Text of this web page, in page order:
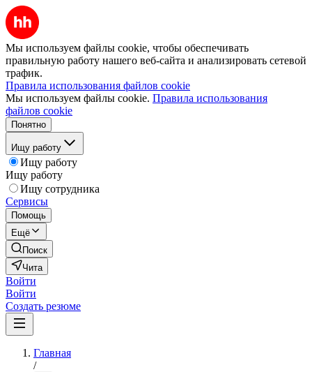
Мы используем файлы cookie, чтобы обеспечивать
правильную работу нашего веб-сайта и анализировать сетевой
трафик.
Правила использования файлов cookie
Мы используем файлы cookie. Правила использования
файлов cookie
Понятно
Ищу работу
Ищу работу
Ищу работу
Ищу сотрудника
Сервисы
Помощь
Ещё
Поиск
Чита
Войти
Войти
Создать резюме
Главная
/